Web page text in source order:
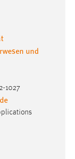
und
1027
de
diesem Cookie